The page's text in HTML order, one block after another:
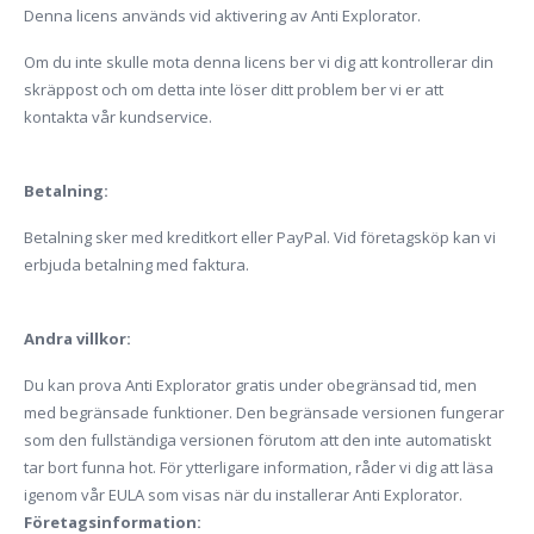
Denna licens används vid aktivering av Anti Explorator.
Om du inte skulle mota denna licens ber vi dig att kontrollerar din
skräppost och om detta inte löser ditt problem ber vi er att
kontakta vår kundservice.
Betalning:
Betalning sker med kreditkort eller PayPal. Vid företagsköp kan vi
erbjuda betalning med faktura.
Andra villkor:
Du kan prova Anti Explorator gratis under obegränsad tid, men
med begränsade funktioner. Den begränsade versionen fungerar
som den fullständiga versionen förutom att den inte automatiskt
tar bort funna hot. För ytterligare information, råder vi dig att läsa
igenom vår EULA som visas när du installerar Anti Explorator.
Företagsinformation: